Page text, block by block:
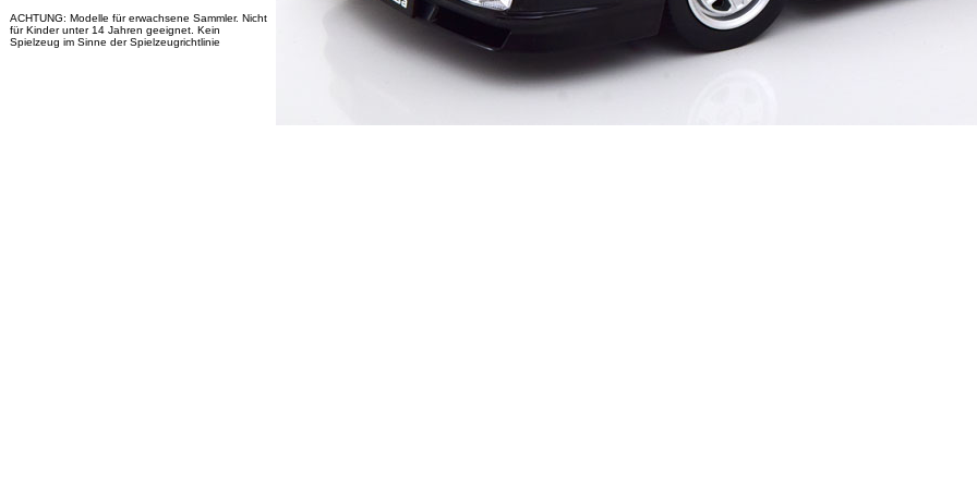
ACHTUNG: Modelle für erwachsene Sammler. Nicht
für Kinder unter 14 Jahren geeignet. Kein
Spielzeug im Sinne der Spielzeugrichtlinie